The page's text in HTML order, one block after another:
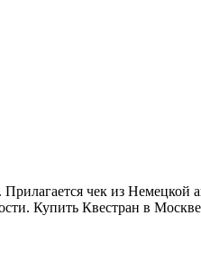
чек из
Купить Квестран в Москве